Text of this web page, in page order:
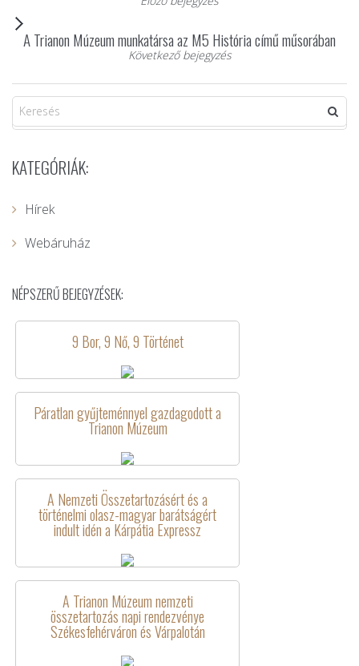
A Trianon Múzeum munkatársa az M5 História című műsorában
Következő bejegyzés
KATEGÓRIÁK:
Hírek
Webáruház
NÉPSZERŰ BEJEGYZÉSEK:
9 Bor, 9 Nő, 9 Történet
Páratlan gyűjteménnyel gazdagodott a
Trianon Múzeum
A Nemzeti Összetartozásért és a
történelmi olasz-magyar barátságért
indult idén a Kárpátia Expressz
A Trianon Múzeum nemzeti
összetartozás napi rendezvénye
Székesfehérváron és Várpalotán